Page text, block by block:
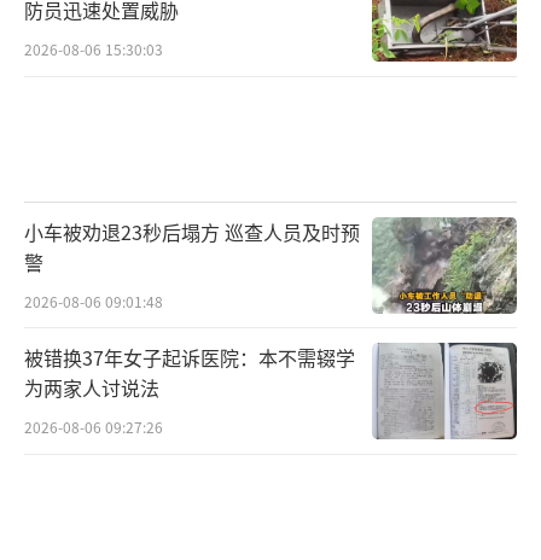
防员迅速处置威胁
2026-08-06 15:30:03
小车被劝退23秒后塌方 巡查人员及时预
警
2026-08-06 09:01:48
被错换37年女子起诉医院：本不需辍学
为两家人讨说法
2026-08-06 09:27:26